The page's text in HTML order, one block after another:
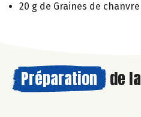
20 g de Graines de chanvre
Préparation de la